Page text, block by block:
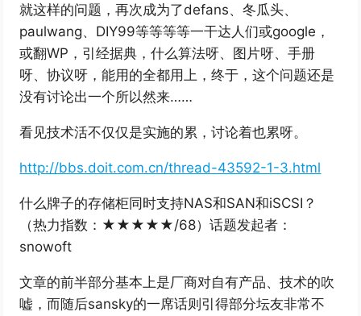
就这样的问题，再次成为了defans、冬瓜头、
paulwang、DIY99等等等等一干达人们或google，
或翻WP，引经据典，什么算法呀、图片呀、手册
呀、协议呀，能用的全都用上，终于，这个问题还是
没有讨论出一个所以然来……
看见技术活不仅仅是实施的累，讨论着也累呀。
http://bbs.doit.com.cn/thread-43592-1-3.html
什么牌子的存储柜同时支持NAS和SAN和iSCSI？
（热力指数：★★★★★/68）话题发起者：
snowoft
文章的前半部分基本上是厂商对自有产品、技术的吹
嘘，而随后sansky的一席话则引得部分坛友非常不